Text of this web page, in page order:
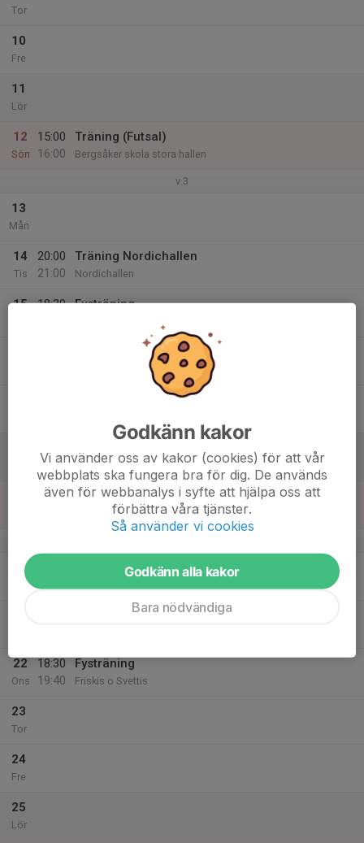
Tor
10
Fre
11
Lör
12
Sön
15:00
16:00
Träning (Futsal)
Bergsåker skola stora hallen
v.3
13
Mån
14
Tis
20:00
21:00
Träning Nordichallen
Nordichallen
15
18:30
Fysträning
15:00
Träning (Futsal)
Bergsåker skola stora hallen
20
Mån
Träning Nordichallen
22
Ons
18:30
19:40
Fysträning
Friskis o Svettis
23
Tor
24
Fre
25
Lör
Godkänn kakor
Vi använder oss av kakor (cookies) för att vår
webbplats ska fungera bra för dig. De används
även för webbanalys i syfte att hjälpa oss att
förbättra våra tjänster.
Så använder vi cookies
Godkänn alla kakor
Bara nödvändiga